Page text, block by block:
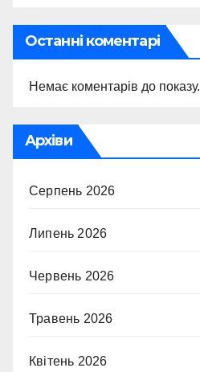
Останні коментарі
Немає коментарів до показу.
Архіви
Серпень 2026
Липень 2026
Червень 2026
Травень 2026
Квітень 2026